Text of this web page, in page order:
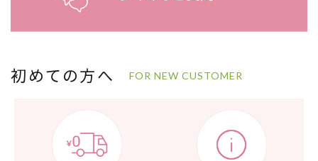
初めての方へ FOR NEW CUSTOMER